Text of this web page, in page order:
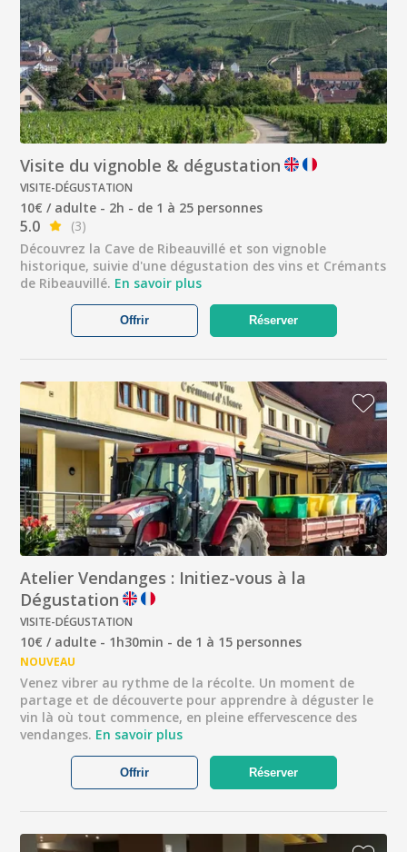
Visite du vignoble & dégustation
VISITE-DÉGUSTATION
10€ / adulte - 2h - de 1 à 25 personnes
5.0
(3)
Découvrez la Cave de Ribeauvillé et son vignoble
historique, suivie d'une dégustation des vins et Crémants
de Ribeauvillé. En savoir plus
Réserver
Offrir
Atelier Vendanges : Initiez-vous à la
Dégustation
VISITE-DÉGUSTATION
10€ / adulte - 1h30min - de 1 à 15 personnes
NOUVEAU
Venez vibrer au rythme de la récolte. Un moment de
partage et de découverte pour apprendre à déguster le
vin là où tout commence, en pleine effervescence des
vendanges. En savoir plus
Réserver
Offrir